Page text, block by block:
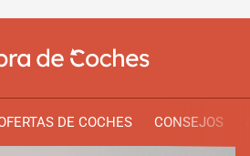
DE COCHES CONSEJOS